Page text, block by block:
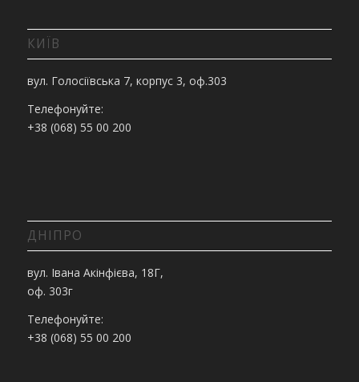
КИЇВ
вул. Голосіївська 7, корпус 3, оф.303
Телефонуйте:
+38 (068) 55 00 200
ДНІПРО
вул. Івана Акінфієва, 18Г,
оф. 303г
Телефонуйте:
+38 (068) 55 00 200